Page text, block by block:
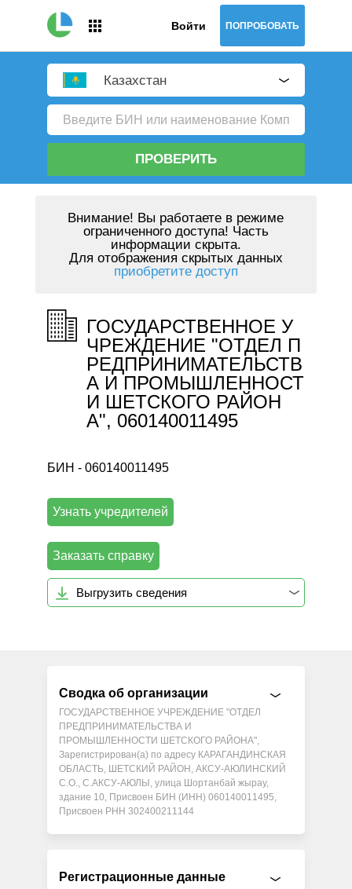
Войти ПОПРОБОВАТЬ
Казахстан
ПРОВЕРИТЬ
Внимание! Вы работаете в режиме
ограниченного доступа! Часть
информации скрыта.
Для отображения скрытых данных
приобретите доступ
ГОСУДАРСТВЕННОЕ У
ЧРЕЖДЕНИЕ "ОТДЕЛ П
РЕДПРИНИМАТЕЛЬСТВ
А И ПРОМЫШЛЕННОСТ
И ШЕТСКОГО РАЙОН
А", 060140011495
БИН - 060140011495
Узнать учредителей
Заказать справку
Выгрузить сведения
Сводка об организации
ГОСУДАРСТВЕННОЕ УЧРЕЖДЕНИЕ "ОТДЕЛ
ПРЕДПРИНИМАТЕЛЬСТВА И
ПРОМЫШЛЕННОСТИ ШЕТСКОГО РАЙОНА",
Зарегистрирован(а) по адресу КАРАГАНДИНСКАЯ
ОБЛАСТЬ, ШЕТСКИЙ РАЙОН, АКСУ-АЮЛИНСКИЙ
С.О., С.АКСУ-АЮЛЫ, улица Шортанбай жырау,
здание 10, Присвоен БИН (ИНН) 060140011495,
Присвоен РНН 302400211144
Регистрационные данные